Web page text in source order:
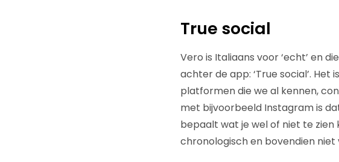
True social
Vero is Italiaans voor ‘echt’ en
achter de app: ‘True social’.
platformen die we al kennen,
met bijvoorbeeld Instagram is
bepaalt wat je wel of niet te zien
chronologisch en bovendien